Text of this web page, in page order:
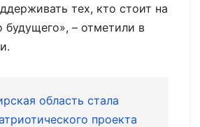
тех, кто стоит на
будущего», – отметили в
область стала
проекта